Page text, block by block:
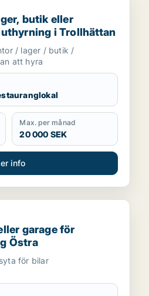
butik eller restauranglokal
butik eller
i Trollhättan
/ lager / butik /
att hyra
Max. per månad
20 000 SEK
info
garage för uthyrning i
garage för
Östra
för bilar